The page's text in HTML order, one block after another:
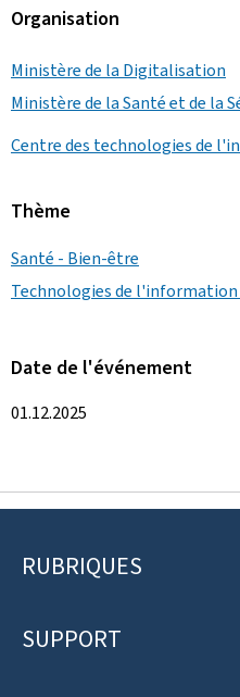
Organisation
Ministère de la Digitalisation
Ministère de la Santé et de la
Centre des technologies de
Thème
Santé - Bien-être
Technologies de
Date de l'événement
01.12.2025
Pied
page
RUBRIQUES
SUPPORT